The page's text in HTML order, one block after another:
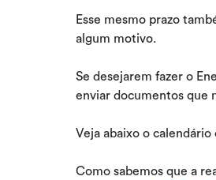
Esse mesmo prazo
algum motivo.
Se desejarem fazer o
enviar documentos que
Veja abaixo o
Como sabemos que a